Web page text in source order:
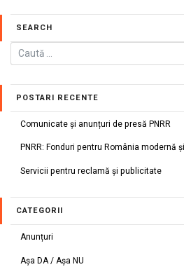
SEARCH
POSTARI RECENTE
Comunicate și anunțuri de presă PNRR
PNRR: Fonduri pentru România modernă
Servicii pentru reclamă și publicitate
CATEGORII
Anunțuri
Așa DA / Așa NU